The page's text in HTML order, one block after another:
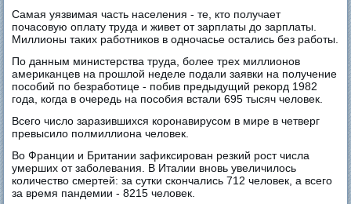
Самая уязвимая часть населения - те, кто получает
почасовую оплату труда и живет от зарплаты до зарплаты.
Миллионы таких работников в одночасье остались без работы.
По данным министерства труда, более трех миллионов
американцев на прошлой неделе подали заявки на получение
пособий по безработице - побив предыдущий рекорд 1982
года, когда в очередь на пособия встали 695 тысяч человек.
Всего число заразившихся коронавирусом в мире в четверг
превысило полмиллиона человек.
Во Франции и Британии зафиксирован резкий рост числа
умерших от заболевания. В Италии вновь увеличилось
количество смертей: за сутки скончались 712 человек, а всего
за время пандемии - 8215 человек.